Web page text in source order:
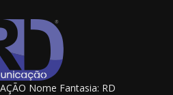
Nome Fantasia: RD